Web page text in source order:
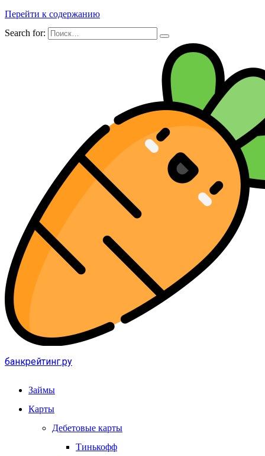
Перейти к содержанию
Search for:
банкрейтинг.ру
Займы
Карты
Дебетовые карты
Тинькофф